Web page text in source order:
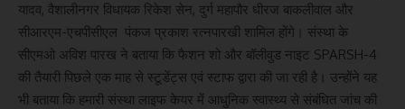
यादव, वैशालीनगर विधायक रिकेश सेन, दुर्ग महापौर धीरज बाकलीवाल और
सीआरएम-एचपीसीएल पंकज प्रकाश रत्नपारखी शामिल होंगे। संस्था के
सीएमओ अविश पारख ने बताया कि फैशन शो और बॉलीवुड नाइट SPARSH-4
की तैयारी पिछले एक माह से स्टूडेंट्स एवं स्टाफ द्वारा की जा रही है। उन्होंने यह
भी बताया कि हमारी संस्था लाइफ केयर में आधुनिक स्वास्थ्य से संबंधित जांच की